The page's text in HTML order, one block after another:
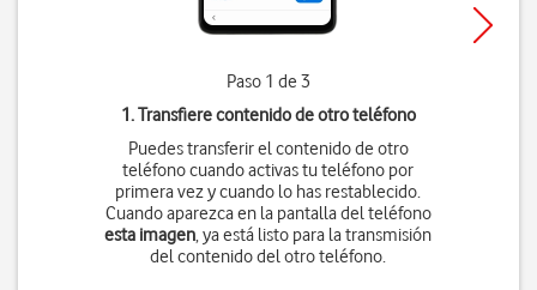
Paso 1 de 3
1. Transfiere contenido de otro teléfono
Puedes transferir el contenido de otro
teléfono cuando activas tu teléfono por
primera vez y cuando lo has restablecido.
Cuando aparezca en la pantalla del teléfono
esta imagen, ya está listo para la transmisión
del contenido del otro teléfono.